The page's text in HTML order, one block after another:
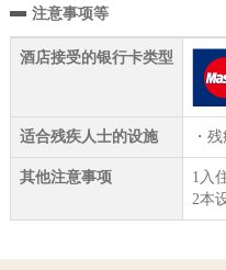
注意事项等
酒店接受的银行卡类型
适合残疾人士的设施 ・
其他注意事项
1入
2本